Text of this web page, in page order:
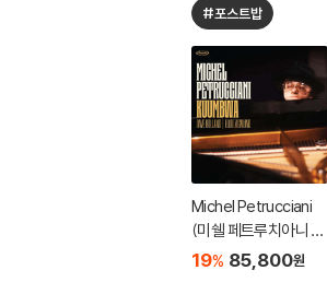
#포스트밥
Michel Petrucciani
(미쉘 페트루치아니 ) -
Kuumbwa [2LP]
19% 85,800원